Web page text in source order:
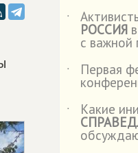
˙
РОССИЯ
с важной
˙
Первая
˙
Какие